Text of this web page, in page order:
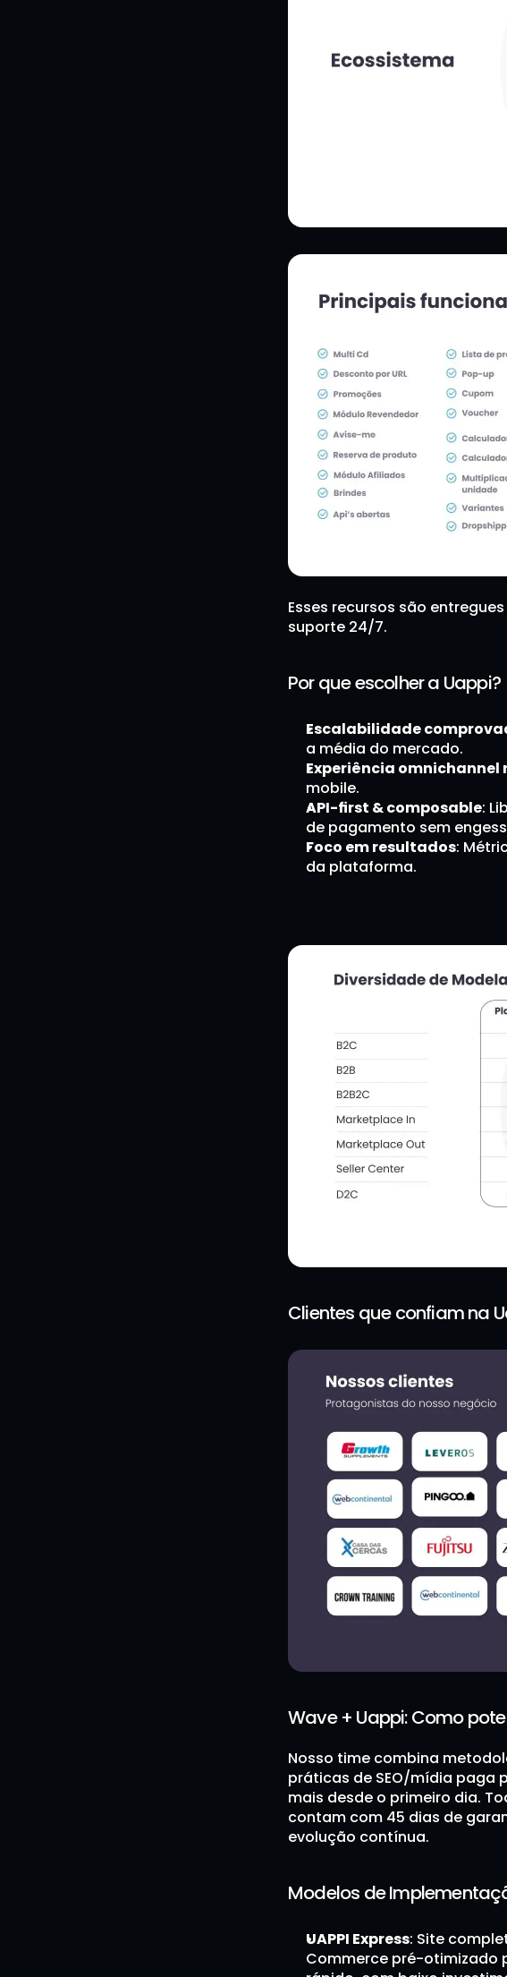
Esses recursos são
suporte 24/7.
Por que escolher a Uappi?
Escalabilidade
a média do mercado.
Experiência omnichannel
mobile.
API-first & composable:
de pagamento sem
Foco em resultados:
da plataforma.
Clientes que confiam na
Wave + Uappi: Como
Nosso time combina
práticas de SEO/mídia paga
mais desde o primeiro dia.
contam com 45 dias de
evolução contínua.
Modelos de
UAPPI Express: Site
Commerce pré-otimizado